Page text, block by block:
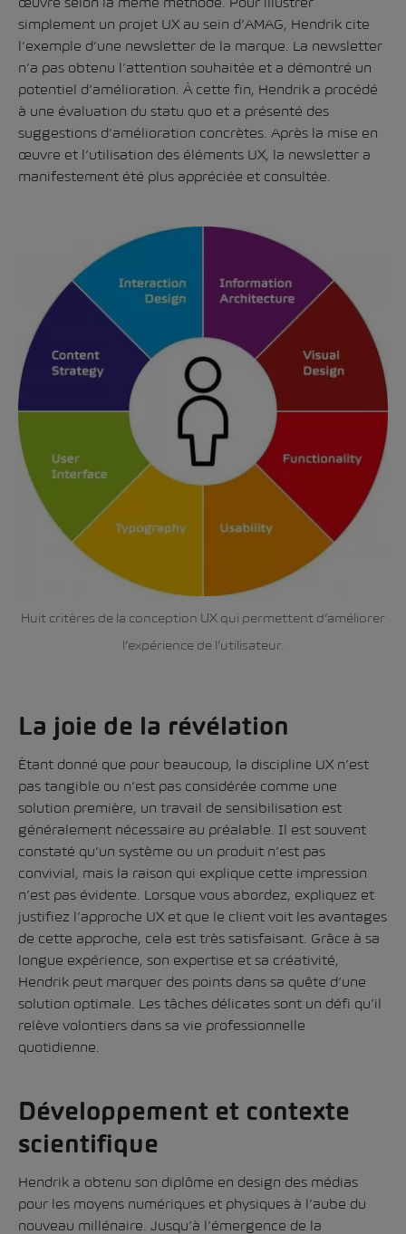
simplement un projet UX au sein d’AMAG, Hendrik cite
l’exemple d’une newsletter de la marque. La newsletter
n’a pas obtenu l’attention souhaitée et a démontré un
potentiel d’amélioration. À cette fin, Hendrik a procédé
à une évaluation du statu quo et a présenté des
suggestions d’amélioration concrètes. Après la mise en
œuvre et l’utilisation des éléments UX, la newsletter a
manifestement été plus appréciée et consultée.
Huit critères de la conception UX qui permettent d’améliorer
l’expérience de l’utilisateur.
La joie de la révélation
Étant donné que pour beaucoup, la discipline UX n’est
pas tangible ou n’est pas considérée comme une
solution première, un travail de sensibilisation est
généralement nécessaire au préalable. Il est souvent
constaté qu’un système ou un produit n’est pas
convivial, mais la raison qui explique cette impression
n’est pas évidente. Lorsque vous abordez, expliquez et
justifiez l’approche UX et que le client voit les avantages
de cette approche, cela est très satisfaisant. Grâce à sa
longue expérience, son expertise et sa créativité,
Hendrik peut marquer des points dans sa quête d’une
solution optimale. Les tâches délicates sont un défi qu’il
relève volontiers dans sa vie professionnelle
quotidienne.
Développement et contexte
scientifique
Hendrik a obtenu son diplôme en design des médias
pour les moyens numériques et physiques à l’aube du
nouveau millénaire. Jusqu’à l’émergence de la